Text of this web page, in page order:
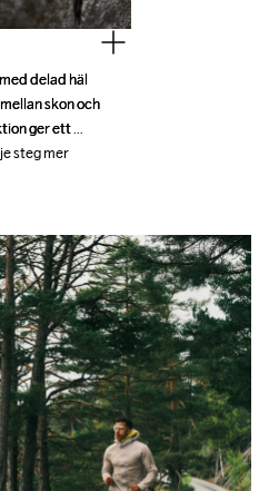
delad häl
skon och
ger ett
steg mer
delad häl
skon och
ger ett
steg mer